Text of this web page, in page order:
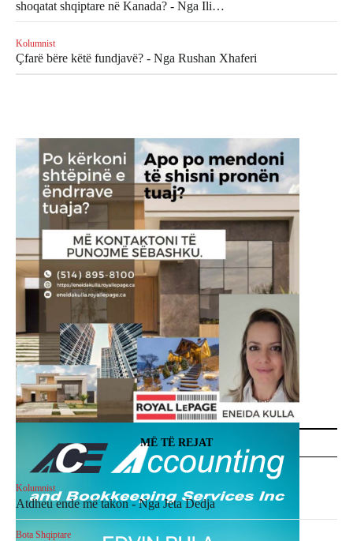
shoqatat shqiptare në Kanada? - Nga Ili…
Kolumnist
Çfarë bëre këtë fundjavë? - Nga Rushan Xhaferi
MË TË REJAT
Kolumnist
Atdheu ende më takon - Nga Jeta Dedja
Bota Shqiptare